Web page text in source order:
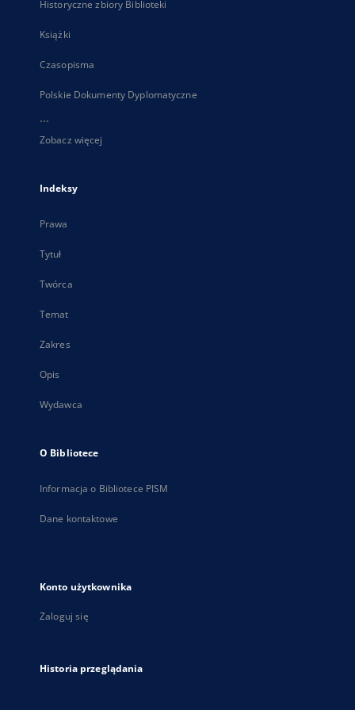
Historyczne zbiory Biblioteki
Książki
Czasopisma
Polskie Dokumenty Dyplomatyczne
...
Zobacz więcej
Indeksy
Prawa
Tytuł
Twórca
Temat
Zakres
Opis
Wydawca
O Bibliotece
Informacja o Bibliotece PISM
Dane kontaktowe
Konto użytkownika
Zaloguj się
Historia przeglądania